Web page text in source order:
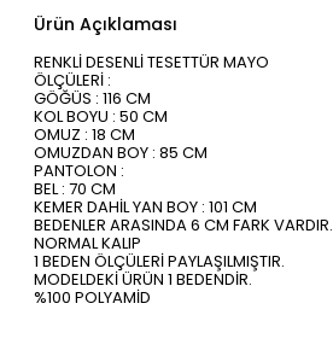
Ürün Açıklaması
RENKLİ DESENLİ TESETTÜR MAYO
ÖLÇÜLERİ :
GÖĞÜS : 116 CM
KOL BOYU : 50 CM
OMUZ : 18 CM
OMUZDAN BOY : 85 CM
PANTOLON :
BEL : 70 CM
KEMER DAHİL YAN BOY : 101 CM
BEDENLER ARASINDA 6 CM FARK VARDIR.
NORMAL KALIP
1 BEDEN ÖLÇÜLERİ PAYLAŞILMIŞTIR.
MODELDEKİ ÜRÜN 1 BEDENDİR.
%100 POLYAMİD